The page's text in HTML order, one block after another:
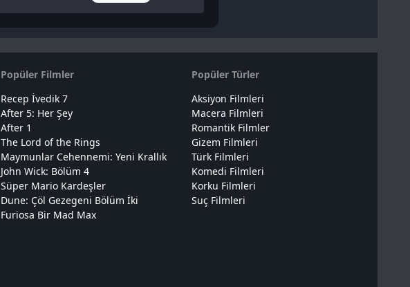
Popüler Filmler
Recep İvedik 7
After 5: Her Şey
After 1
The Lord of the Rings
Maymunlar Cehennemi: Yeni Krallık
John Wick: Bölüm 4
Süper Mario Kardeşler
Dune: Çöl Gezegeni Bölüm İki
Furiosa Bir Mad Max
Popüler Türler
Aksiyon Filmleri
Macera Filmleri
Romantik Filmler
Gizem Filmleri
Türk Filmleri
Komedi Filmleri
Korku Filmleri
Suç Filmleri